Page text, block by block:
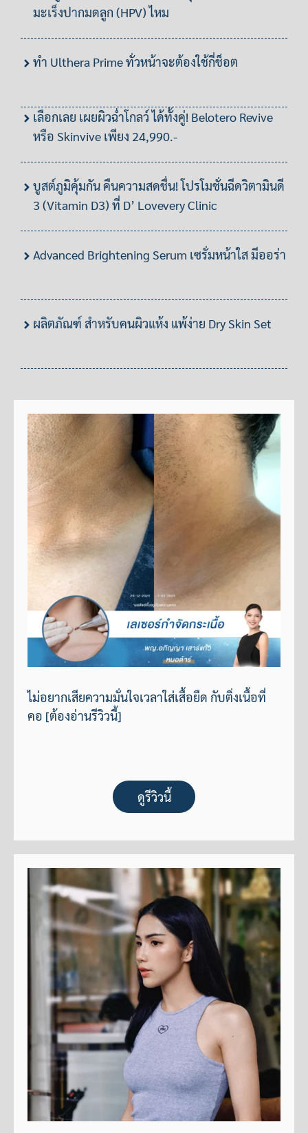
มะเร็งปากมดลูก (HPV) ไหม
ทำ Ulthera Prime ทั่วหน้าจะต้องใช้กี่ช็อต
เลือกเลย เผยผิวฉ่ำโกลว์ ได้ทั้งคู่! Belotero Revive
หรือ Skinvive เพียง 24,990.-
บูสต์ภูมิคุ้มกัน คืนความสดชื่น! โปรโมชั่นฉีดวิตามินดี
3 (Vitamin D3) ที่ D’ Lovevery Clinic
Advanced Brightening Serum เซรั่มหน้าใส มีออร่า
ผลิตภัณฑ์ สำหรับคนผิวแห้ง แพ้ง่าย Dry Skin Set
ไม่อยากเสียความมั่นใจเวลาใส่เสื้อยืด กับติ่งเนื้อที่
คอ [ต้องอ่านรีวิวนี้]
ดูรีวิวนี้